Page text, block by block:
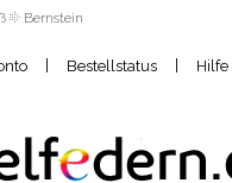
Bernstein
| Bestellstatus | Hilfe